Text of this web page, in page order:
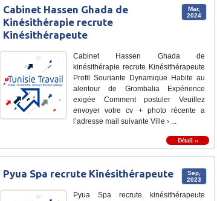
Mar,
2024
Cabinet Hassen Ghada de
Kinésithérapie recrute
Kinésithérapeute
Cabinet Hassen Ghada de
kinésithérapie recrute Kinésithérapeute
Profil Souriante Dynamique Habite au
alentour de Grombalia Expérience
exigée Comment postuler Veuillez
envoyer votre cv + photo récente a
l’adresse mail suivante Ville › ...
Détail ››
Sep,
2023
Pyua Spa recrute Kinésithérapeute
Pyua Spa recrute kinésithérapeute